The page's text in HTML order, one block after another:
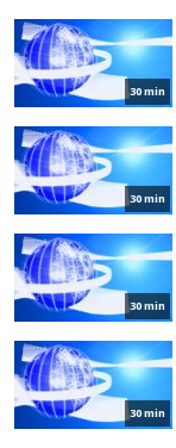
30 min
30 min
30 min
30 min